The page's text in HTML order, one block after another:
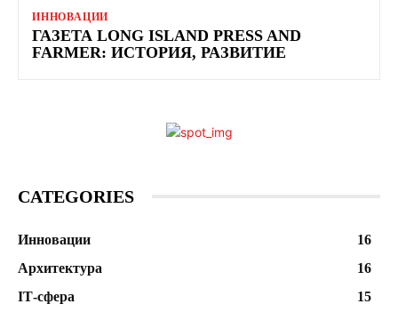
ИННОВАЦИИ
ГАЗЕТА LONG ISLAND PRESS AND
FARMER: ИСТОРИЯ, РАЗВИТИЕ
CATEGORIES
Инновации
16
Архитектура
16
ІТ-сфера
15